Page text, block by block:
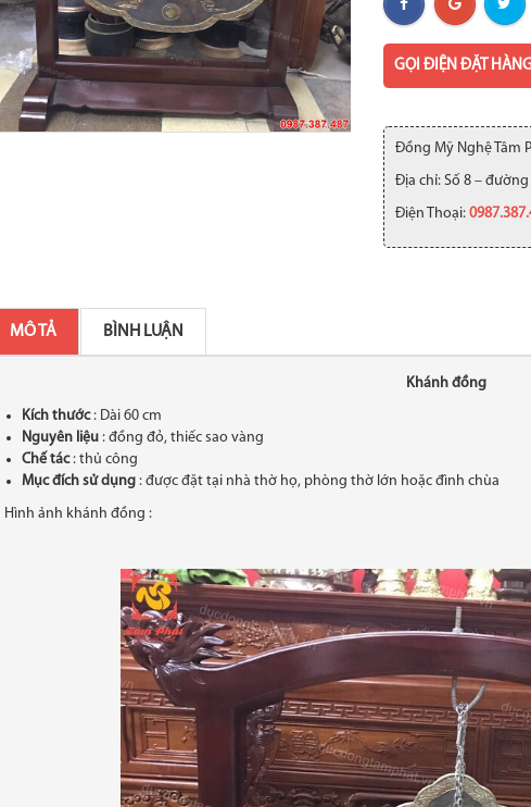
GỌI ĐIỆN ĐẶT
Đồng Mỹ Nghệ Tâm
Địa chỉ: Số 8 – đường
Điện Thoại:
MÔ TẢ BÌNH LUẬN
Khánh đồng
Kích thước: Dài 60 cm
Nguyên liệu: đồng đỏ, thiếc sao vàng
Chế tác: thủ công
Mục đích sử dụng: được đặt tại nhà thờ họ, phòng thờ lớn hoặc đình chùa
Hình ảnh khánh đồng :